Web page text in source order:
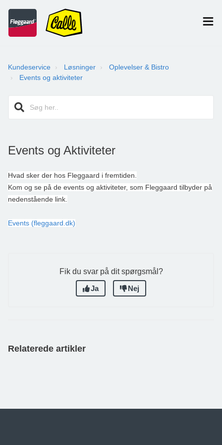
Kundeservice Løsninger
Oplevelser & Bistro
Events og aktiviteter
Events og Aktiviteter
Hvad sker der hos Fleggaard i fremtiden.
Kom og se på de events og aktiviteter, som Fleggaard tilbyder på
nedenstående link.
Events (fleggaard.dk)
Fik du svar på dit spørgsmål?
Ja
Nej
Relaterede artikler